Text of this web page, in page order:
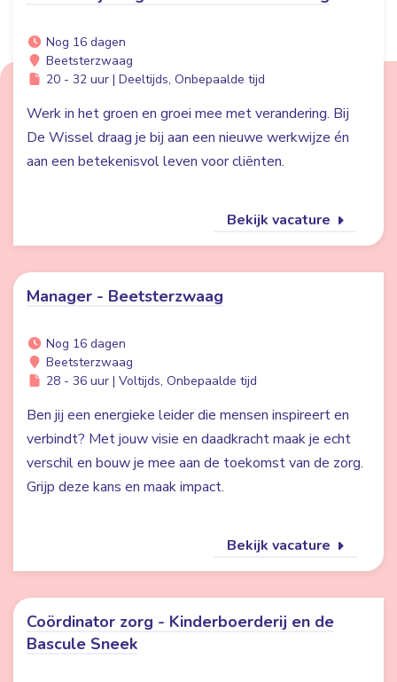
Nog 16 dagen
Beetsterzwaag
20 - 32 uur | Deeltijds, Onbepaalde tijd
Werk in het groen en groei mee met verandering. Bij
De Wissel draag je bij aan een nieuwe werkwijze én
aan een betekenisvol leven voor cliënten.
Bekijk vacature
Manager - Beetsterzwaag
Nog 16 dagen
Beetsterzwaag
28 - 36 uur | Voltijds, Onbepaalde tijd
Ben jij een energieke leider die mensen inspireert en
verbindt? Met jouw visie en daadkracht maak je echt
verschil en bouw je mee aan de toekomst van de zorg.
Grijp deze kans en maak impact.
Bekijk vacature
Coördinator zorg - Kinderboerderij en de
Bascule Sneek